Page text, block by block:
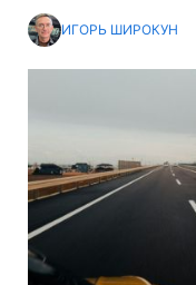
ИГОРЬ ШИРОКУН